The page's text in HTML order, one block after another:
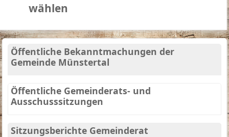
wählen
Öffentliche Bekanntmachungen der
Gemeinde Münstertal
Öffentliche Gemeinderats- und
Ausschusssitzungen
Sitzungsberichte Gemeinderat